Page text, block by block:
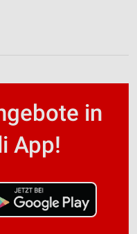
in
App!